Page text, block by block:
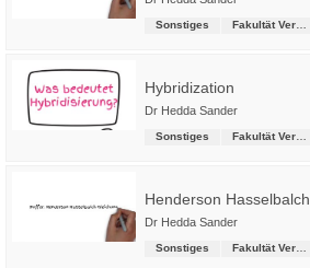
Sonstiges
Hybridization
Dr Hedda Sander
Sonstiges
Henderson Hasselbalch
Dr Hedda Sander
Sonstiges